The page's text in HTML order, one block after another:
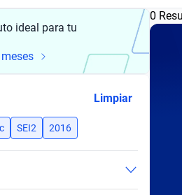
ideal para tu
Limpiar
SEI2 2016
0